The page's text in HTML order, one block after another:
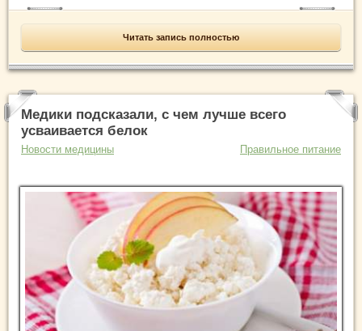
Читать запись полностью
Медики подсказали, с чем лучше всего
усваивается белок
Новости медицины Правильное питание